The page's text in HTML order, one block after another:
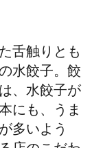
舌触りとも
水餃子。餃
、水餃子が
にも、うま
多いよう